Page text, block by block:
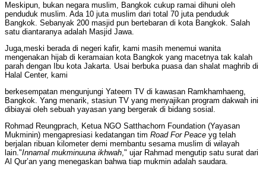
Meskipun, bukan negara muslim, Bangkok cukup ramai dihuni oleh
penduduk muslim. Ada 10 juta muslim dari total 70 juta penduduk
Bangkok. Sebanyak 200 masjid pun bertebaran di kota Bangkok. Salah
satu diantaranya adalah Masjid Jawa.
Juga,meski berada di negeri kafir, kami masih menemui wanita
mengenakan hijab di keramaian kota Bangkok yang macetnya tak kalah
parah dengan Ibu kota Jakarta. Usai berbuka puasa dan shalat maghrib di
Halal Center, kami
berkesempatan mengunjungi Yateem TV di kawasan Ramkhamhaeng,
Bangkok. Yang menarik, stasiun TV yang menyajikan program dakwah ini
dibiayai oleh sebuah yayasan yang bergerak di bidang sosial.
Rohmad Reungprach, Ketua NGO Satthachorn Foundation (Yayasan
Mukminin) mengapresiasi kedatangan tim Road For Peace yg telah
berjalan ribuan kilometer demi membantu sesama muslim di wilayah
lain."Innamal mukminuuna ikhwah," ujar Rahmad mengutip satu surat dari
Al Qur’an yang menegaskan bahwa tiap mukmin adalah saudara.